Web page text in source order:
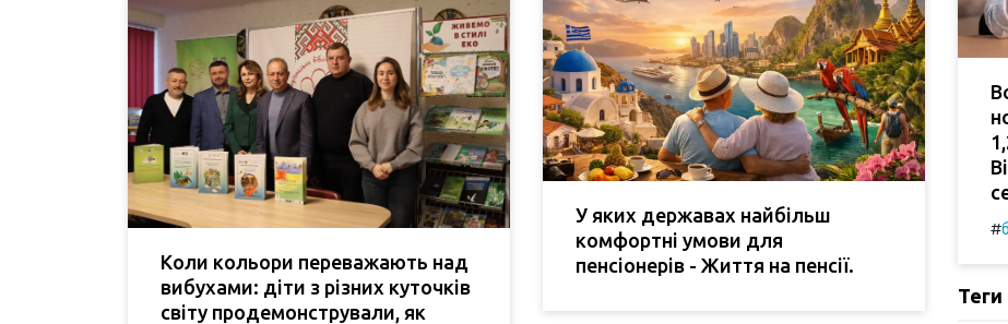
Коли кольори переважають над
вибухами: діти з різних куточків
світу продемонстрували, як
У яких державах найбільш
комфортні умови для
пенсіонерів - Життя на пенсії.
#
Теги